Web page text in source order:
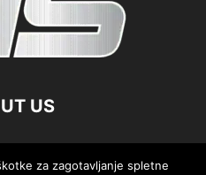
US
US
za zagotavljanje spletne